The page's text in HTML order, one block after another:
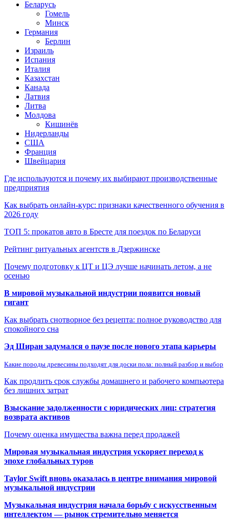
Беларусь
Гомель
Минск
Германия
Берлин
Израиль
Испания
Италия
Казахстан
Канада
Латвия
Литва
Молдова
Кишинёв
Нидерланды
США
Франция
Швейцария
Где используются и почему их выбирают производственные
предприятия
Как выбрать онлайн-курс: признаки качественного обучения в
2026 году
ТОП 5: прокатов авто в Бресте для поездок по Беларуси
Рейтинг ритуальных агентств в Дзержинске
Почему подготовку к ЦТ и ЦЭ лучше начинать летом, а не
осенью
В мировой музыкальной индустрии появится новый
гигант
Как выбрать снотворное без рецепта: полное руководство для
спокойного сна
Эд Ширан задумался о паузе после нового этапа карьеры
Какие породы древесины подходят для доски пола: полный разбор и выбор
Как продлить срок службы домашнего и рабочего компьютера
без лишних затрат
Взыскание задолженности с юридических лиц: стратегия
возврата активов
Почему оценка имущества важна перед продажей
Мировая музыкальная индустрия ускоряет переход к
эпохе глобальных туров
Taylor Swift вновь оказалась в центре внимания мировой
музыкальной индустрии
Музыкальная индустрия начала борьбу с искусственным
интеллектом — рынок стремительно меняется